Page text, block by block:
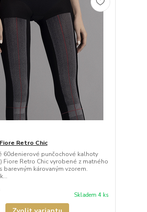
Retro Chic
60denierové punčochové kalhoty
Fiore Retro Chic vyrobené z matného
barevným károvaným vzorem.
Skladem 4 ks